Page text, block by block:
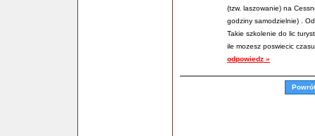
(tzw. laszowanie) na
godziny samodzielnie) .
Takie szkolenie do lic
ile mozesz poswiecic
odpowiedz »